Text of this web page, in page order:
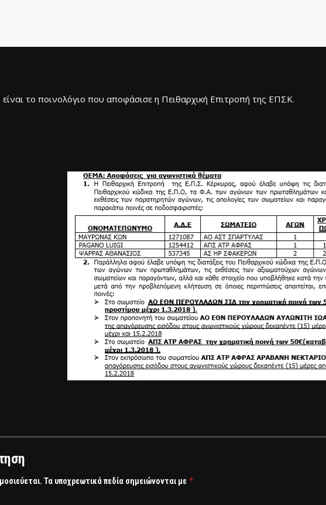
είναι το ποινολόγιο που αποφάσισε η Πειθαρχική Επιτροπή της ΕΠΣΚ.
Τα υποχρεωτικά πεδία σημειώνονται με *